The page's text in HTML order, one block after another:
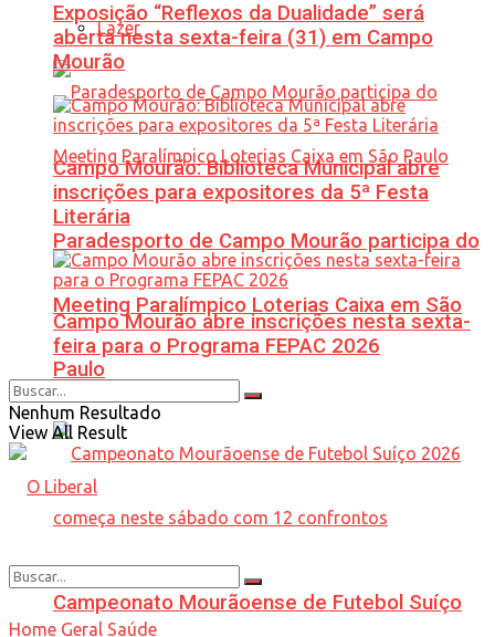
Lazer
Paradesporto de Campo Mourão participa do
Meeting Paralímpico Loterias Caixa em São
Paulo
Campeonato Mourãoense de Futebol Suíço
Exposição “Reflexos da Dualidade” será
aberta nesta sexta-feira (31) em Campo
Mourão
Campo Mourão: Biblioteca Municipal abre
inscrições para expositores da 5ª Festa
Literária
Campo Mourão abre inscrições nesta sexta-
feira para o Programa FEPAC 2026
Nenhum Resultado
View All Result
Home Geral Saúde